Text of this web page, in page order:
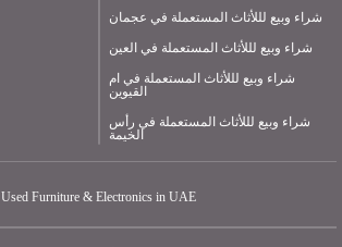
شراء وبيع لللأثاث المستعملة في عجمان
شراء وبيع لللأثاث المستعملة في العين
شراء وبيع لللأثاث المستعملة في ام
القيوين
شراء وبيع لللأثاث المستعملة في رأس
الخيمة
Used Furniture & Electronics in UAE